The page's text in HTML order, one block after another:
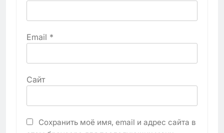
Email *
Сайт
Сохранить моё имя, email и адрес сайта в